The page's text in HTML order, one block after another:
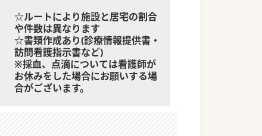
☆ルートにより施設と居宅の割合
や件数は異なります
☆書類作成あり(診療情報提供書・
訪問看護指示書など)
※採血、点滴については看護師が
お休みをした場合にお願いする場
合がございます。